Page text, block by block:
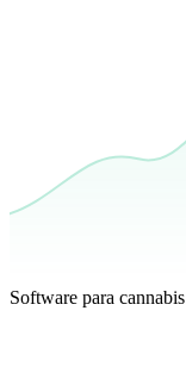
Software para cannabis